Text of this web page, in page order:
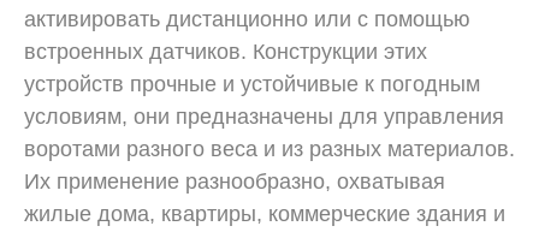
активировать дистанционно или с помощью
встроенных датчиков. Конструкции этих
устройств прочные и устойчивые к погодным
условиям, они предназначены для управления
воротами разного веса и из разных материалов.
Их применение разнообразно, охватывая
жилые дома, квартиры, коммерческие здания и